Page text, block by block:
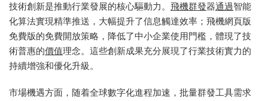
技術創新是推動行業發展的核心驅動力。 飛機群發器通過智能
化算法實現精準推送，大幅提升了信息觸達效率；飛機網頁版
免費版的免費開放策略，降低了中小企業使用門檻，體現了技
術普惠的價值理念。這些創新成果充分展現了行業技術實力的
持續增強和優化升級。
市場機遇方面，随着全球數字化進程加速，批量群發工具需求